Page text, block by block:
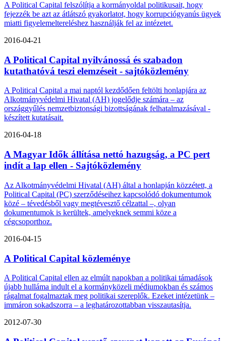
A Political Capital felszólítja a kormányoldal politikusait, hogy
fejezzék be azt az átlátszó gyakorlatot, hogy korrupciógyanús ügyek
miatti figyelemeltereléshez használják fel az intézetet.
2016-04-21
A Political Capital nyilvánossá és szabadon
kutathatóvá teszi elemzéseit - sajtóközlemény
A Political Capital a mai naptól kezdődően feltölti honlapjára az
Alkotmányvédelmi Hivatal (AH) jogelődje számára – az
országgyűlés nemzetbiztonsági bizottságának felhatalmazásával -
készített kutatásait.
2016-04-18
A Magyar Idők állítása nettó hazugság, a PC pert
indít a lap ellen - Sajtóközlemény
Az Alkotmányvédelmi Hivatal (AH) által a honlapján közzétett, a
Political Capital (PC) szerződéseihez kapcsolódó dokumentumok
közé – tévedésből vagy megtévesztő célzattal –, olyan
dokumentumok is kerültek, amelyeknek semmi köze a
cégcsoporthoz.
2016-04-15
A Political Capital közleménye
A Political Capital ellen az elmúlt napokban a politikai támadások
újabb hulláma indult el a kormányközeli médiumokban és számos
rágalmat fogalmaztak meg politikai szereplők. Ezeket intézetünk –
immáron sokadszorra – a leghatározottabban visszautasítja.
2012-07-30